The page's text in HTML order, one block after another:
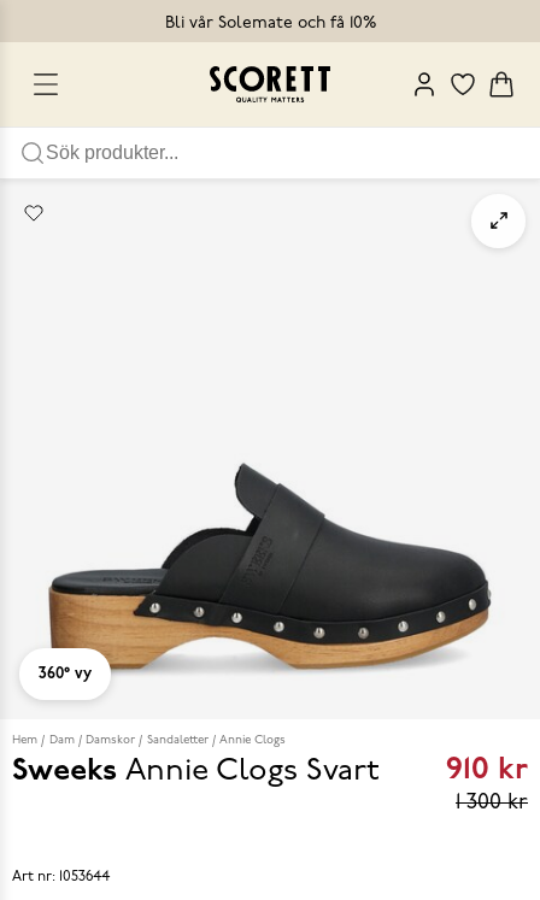
Bli vår Solemate och få 10%
360° vy
Hem Dam Damskor Sandaletter Annie Clogs
Sweeks Annie Clogs Svart
Current
910 kr
1 300 kr
Art nr: 1053644